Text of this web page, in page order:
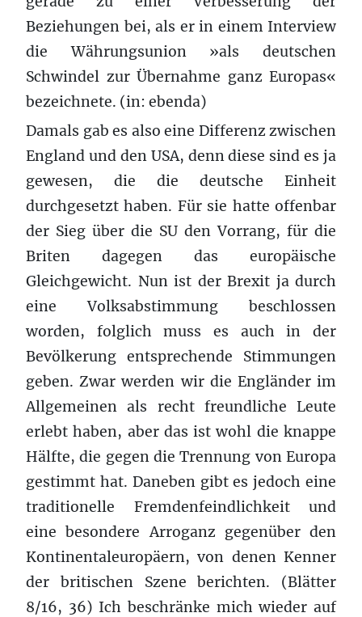
Beziehungen bei, als er in einem Interview
die Währungsunion »als deutschen
Schwindel zur Übernahme ganz Europas«
bezeichnete. (in: ebenda)
Damals gab es also eine Differenz zwischen
England und den USA, denn diese sind es ja
gewesen, die die deutsche Einheit
durchgesetzt haben. Für sie hatte offenbar
der Sieg über die SU den Vorrang, für die
Briten dagegen das europäische
Gleichgewicht. Nun ist der Brexit ja durch
eine Volksabstimmung beschlossen
worden, folglich muss es auch in der
Bevölkerung entsprechende Stimmungen
geben. Zwar werden wir die Engländer im
Allgemeinen als recht freundliche Leute
erlebt haben, aber das ist wohl die knappe
Hälfte, die gegen die Trennung von Europa
gestimmt hat. Daneben gibt es jedoch eine
traditionelle Fremdenfeindlichkeit und
eine besondere Arroganz gegenüber den
Kontinentaleuropäern, von denen Kenner
der britischen Szene berichten. (Blätter
8/16, 36) Ich beschränke mich wieder auf